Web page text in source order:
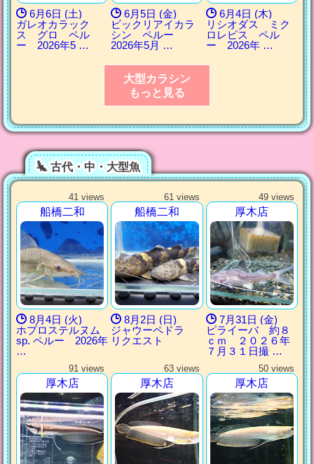
6月6日 (土)
ガレオカラック
ス グロ ペル
ー 2026年5 …
6月5日 (金)
ビックリアイカラ
シン ペルー
2026年5月 …
6月4日 (木)
リシオダス ミク
ロレピス ペル
ー 2026年 …
大型カラシン
もっと見る
古代・中・大型魚
41 views
船橋二和
8月4日 (火)
ホプロステルヌム
sp. ペルー 2026年
…
61 views
船橋二和
8月2日 (日)
ジャウーペドラ
リクエスト
49 views
厚木店
7月31日 (金)
ピライーバ 約８
ｃｍ ２０２６年
７月３１日撮 …
91 views
厚木店
63 views
厚木店
50 views
厚木店